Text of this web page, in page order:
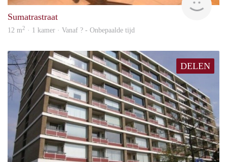
Sumatrastraat
12 m2 · 1 kamer · Vanaf ? - Onbepaalde tijd
DELEN